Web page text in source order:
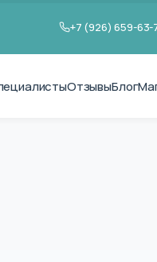
+7 (926) 659-63-
ОтзывыБлог